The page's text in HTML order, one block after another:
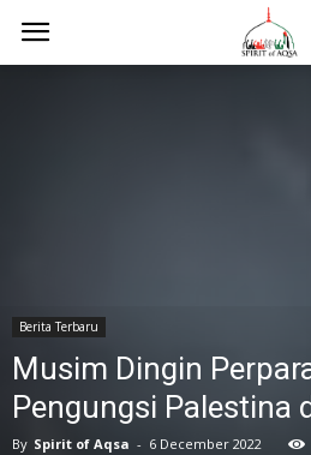
Berita Terbaru
Musim Dingin
Pengungsi Palestina
By Spirit of Aqsa - 6 December 2022